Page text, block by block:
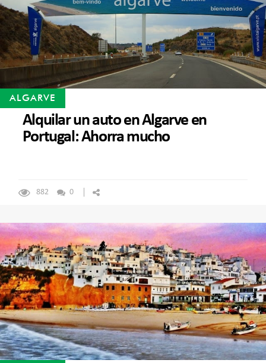
ALGARVE
Alquilar un auto en Algarve en
Portugal: Ahorra mucho
882 0